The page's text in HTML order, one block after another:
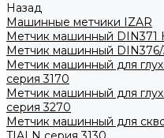
Назад
Машинные метчики IZAR
Метчик машинный DIN371
Метчик машинный DIN376/
Метчик машинный для
серия 3170
Метчик машинный для
серия 3270
Метчик машинный для